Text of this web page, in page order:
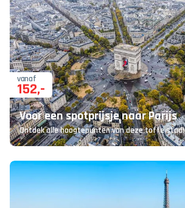
vanaf
152,-
Voor een spotprijsje naar Parijs
Ontdek alle hoogtepunten van deze toffe stad!